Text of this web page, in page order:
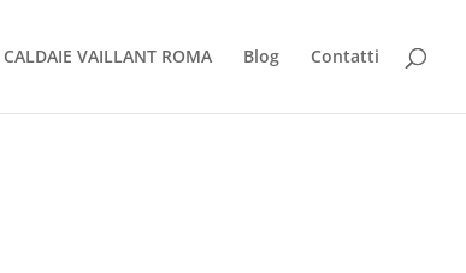
CALDAIE VAILLANT ROMA Blog Contatti